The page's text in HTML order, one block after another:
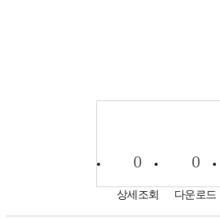
0
상세조회
0
다운로드